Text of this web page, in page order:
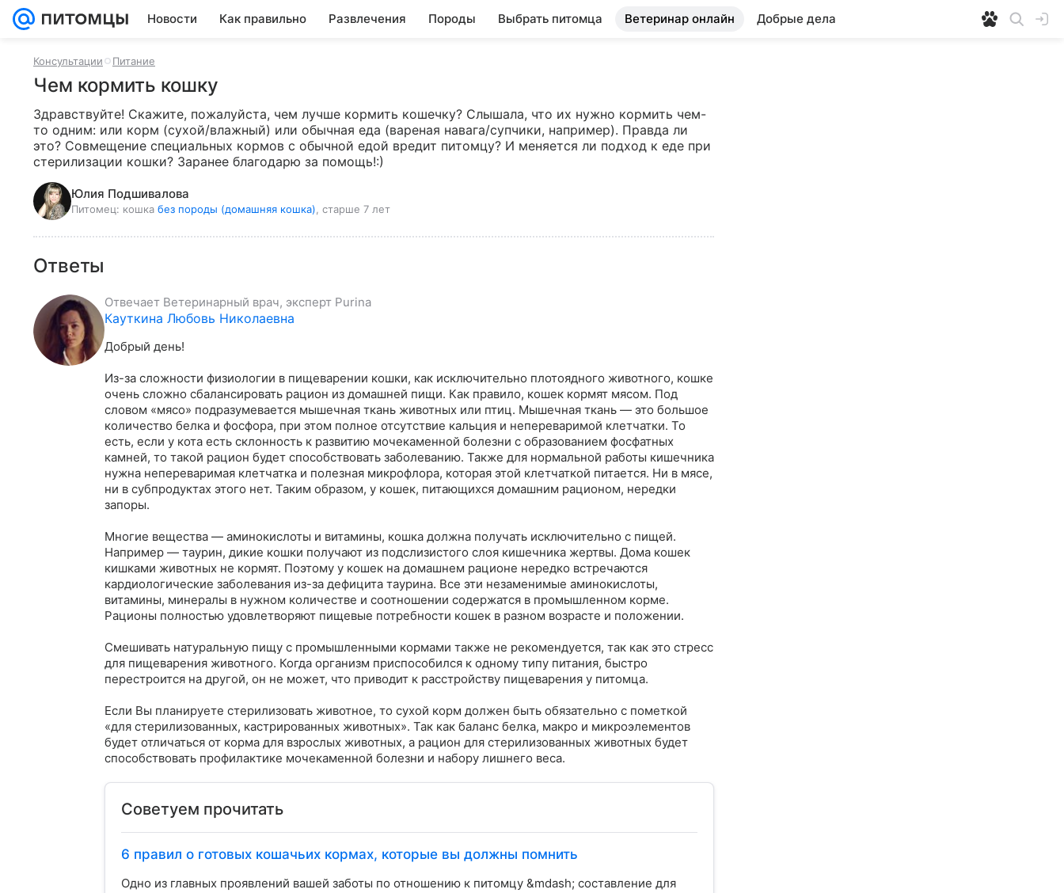
Новости Как правильно Развлечения Породы Выбрать питомца Ветеринар онлайн Добрые дела
Консультации Питание
Чем кормить кошку
Здравствуйте! Скажите, пожалуйста, чем лучше кормить кошечку? Слышала, что их нужно кормить чем-
то одним: или корм (сухой/влажный) или обычная еда (вареная навага/супчики, например). Правда ли
это? Совмещение специальных кормов с обычной едой вредит питомцу? И меняется ли подход к еде при
стерилизации кошки? Заранее благодарю за помощь!:)
Юлия Подшивалова
Питомец: кошка без породы (домашняя кошка) , старше 7 лет
Ответы
Отвечает Ветеринарный врач, эксперт Purina
Кауткина Любовь Николаевна
Добрый день!
Из-за сложности физиологии в пищеварении кошки, как исключительно плотоядного животного, кошке
очень сложно сбалансировать рацион из домашней пищи. Как правило, кошек кормят мясом. Под
словом «мясо» подразумевается мышечная ткань животных или птиц. Мышечная ткань — это большое
количество белка и фосфора, при этом полное отсутствие кальция и непереваримой клетчатки. То
есть, если у кота есть склонность к развитию мочекаменной болезни с образованием фосфатных
камней, то такой рацион будет способствовать заболеванию. Также для нормальной работы кишечника
нужна непереваримая клетчатка и полезная микрофлора, которая этой клетчаткой питается. Ни в мясе,
ни в субпродуктах этого нет. Таким образом, у кошек, питающихся домашним рационом, нередки
запоры.
Многие вещества — аминокислоты и витамины, кошка должна получать исключительно с пищей.
Например — таурин, дикие кошки получают из подслизистого слоя кишечника жертвы. Дома кошек
кишками животных не кормят. Поэтому у кошек на домашнем рационе нередко встречаются
кардиологические заболевания из-за дефицита таурина. Все эти незаменимые аминокислоты,
витамины, минералы в нужном количестве и соотношении содержатся в промышленном корме.
Рационы полностью удовлетворяют пищевые потребности кошек в разном возрасте и положении.
Смешивать натуральную пищу с промышленными кормами также не рекомендуется, так как это стресс
для пищеварения животного. Когда организм приспособился к одному типу питания, быстро
перестроится на другой, он не может, что приводит к расстройству пищеварения у питомца.
Если Вы планируете стерилизовать животное, то сухой корм должен быть обязательно с пометкой
«для стерилизованных, кастрированных животных». Так как баланс белка, макро и микроэлементов
будет отличаться от корма для взрослых животных, а рацион для стерилизованных животных будет
способствовать профилактике мочекаменной болезни и набору лишнего веса.
Советуем прочитать
6 правил о готовых кошачьих кормах, которые вы должны помнить
Одно из главных проявлений вашей заботы по отношению к питомцу &mdash; составление для